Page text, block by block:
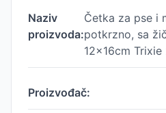
Naziv
proizvoda:
Četka za pse i
potkrzno, sa
12x16cm
Proizvođač: